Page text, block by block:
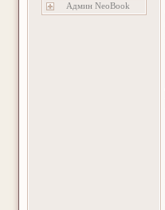
Админ NeoBook